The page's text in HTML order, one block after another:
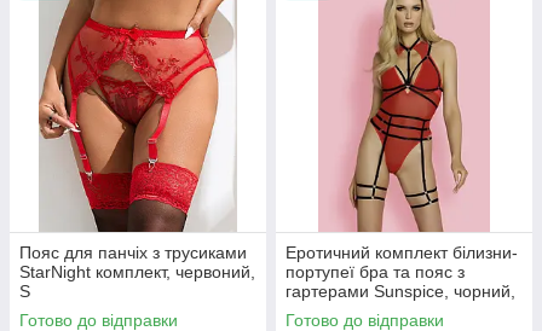
Пояс для панчіх з трусиками
StarNight комплект, червоний,
S
Готово до відправки
Еротичний комплект білизни-
портупеї бра та пояс з
гартерами Sunspice, чорний,
One Size
Готово до відправки